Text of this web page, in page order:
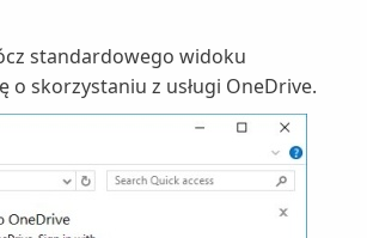
standardowego widoku
skorzystaniu z usługi OneDrive.